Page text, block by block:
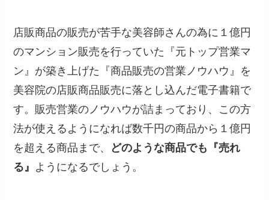
店販商品の販売が苦手な美容師さんの為に１億円
のマンション販売を行っていた『元トップ営業マ
ン』が築き上げた『商品販売の営業ノウハウ』を
美容院の店販商品販売に落とし込んだ電子書籍で
す。販売営業のノウハウが詰まっており、この方
法が使えるようになれば数千円の商品から１億円
を超える商品まで、
どのような商品でも『売れ
る』 ようになるでしょう。